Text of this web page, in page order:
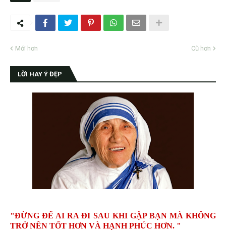
Mới hơn Cũ hơn
LỜI HAY Ý ĐẸP
"ĐỪNG ĐỂ AI RA ĐI SAU KHI GẶP BẠN MÀ KHÔNG
TRỞ NÊN TỐT HƠN VÀ HẠNH PHÚC HƠN. "